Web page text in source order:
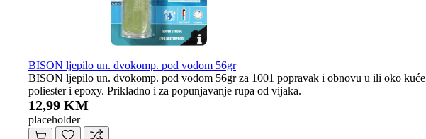
BISON ljepilo un. dvokomp. pod vodom 56gr
BISON ljepilo un. dvokomp. pod vodom 56gr za 1001 popravak i obnovu u ili oko
poliester i epoxy. Prikladno i za popunjavanje rupa od vijaka.
12,99 KM
placeholder